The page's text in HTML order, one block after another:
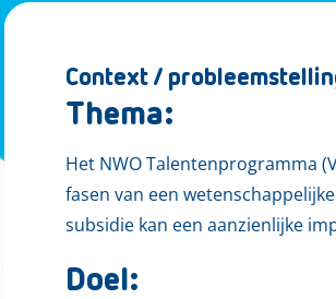
Context /
Thema:
Het NWO Talentenprogramma
fasen van een
subsidie kan een aanzienlijke
Doel: